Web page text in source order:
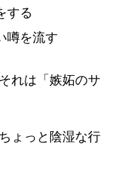
する
噂を流す
れは「嫉妬のサ
ょっと陰湿な行